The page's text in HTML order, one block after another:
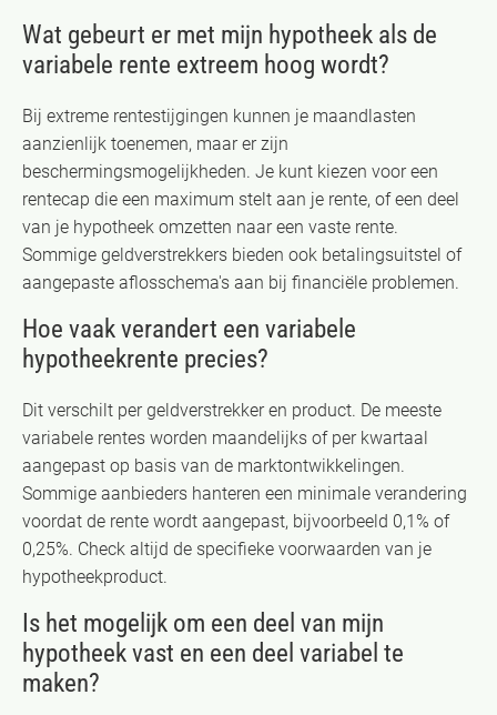
Wat gebeurt er met mijn hypotheek als de
variabele rente extreem hoog wordt?
Bij extreme rentestijgingen kunnen je maandlasten
aanzienlijk toenemen, maar er zijn
beschermingsmogelijkheden. Je kunt kiezen voor een
rentecap die een maximum stelt aan je rente, of een deel
van je hypotheek omzetten naar een vaste rente.
Sommige geldverstrekkers bieden ook betalingsuitstel of
aangepaste aflosschema's aan bij financiële problemen.
Hoe vaak verandert een variabele
hypotheekrente precies?
Dit verschilt per geldverstrekker en product. De meeste
variabele rentes worden maandelijks of per kwartaal
aangepast op basis van de marktontwikkelingen.
Sommige aanbieders hanteren een minimale verandering
voordat de rente wordt aangepast, bijvoorbeeld 0,1% of
0,25%. Check altijd de specifieke voorwaarden van je
hypotheekproduct.
Is het mogelijk om een deel van mijn
hypotheek vast en een deel variabel te
maken?